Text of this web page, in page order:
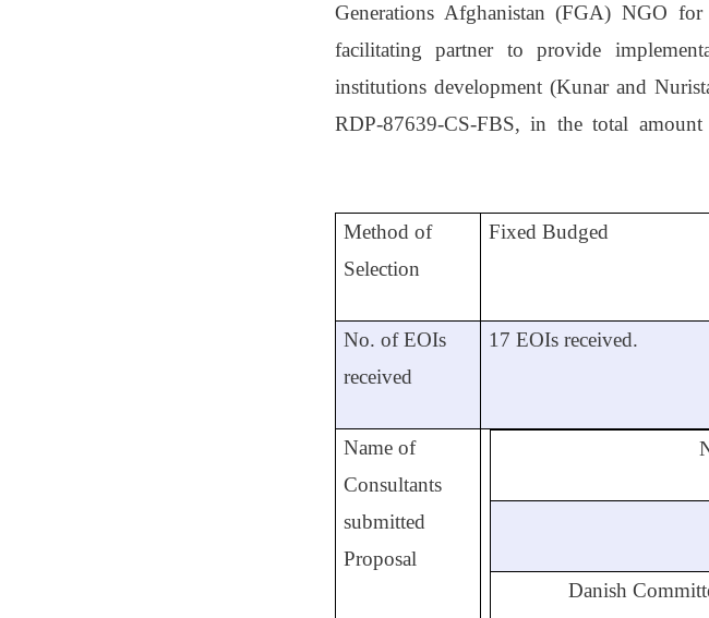
Generations Afghanistan (FGA) NGO for
facilitating partner to provide
institutions development (Kunar and
RDP-87639-CS-FBS, in the total
Fixed Budged
Method of
Selection
17 EOIs received.
No. of EOIs
received
Danish
Name of
Consultants
submitted
Proposal